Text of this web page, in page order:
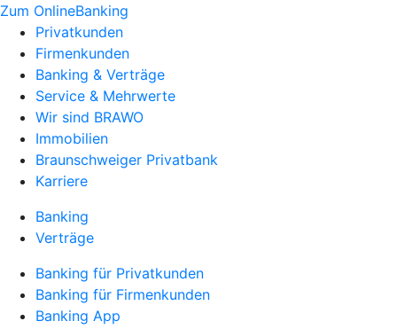
Zum OnlineBanking
Privatkunden
Firmenkunden
Banking & Verträge
Service & Mehrwerte
Wir sind BRAWO
Immobilien
Braunschweiger Privatbank
Karriere
Banking
Verträge
Banking für Privatkunden
Banking für Firmenkunden
Banking App